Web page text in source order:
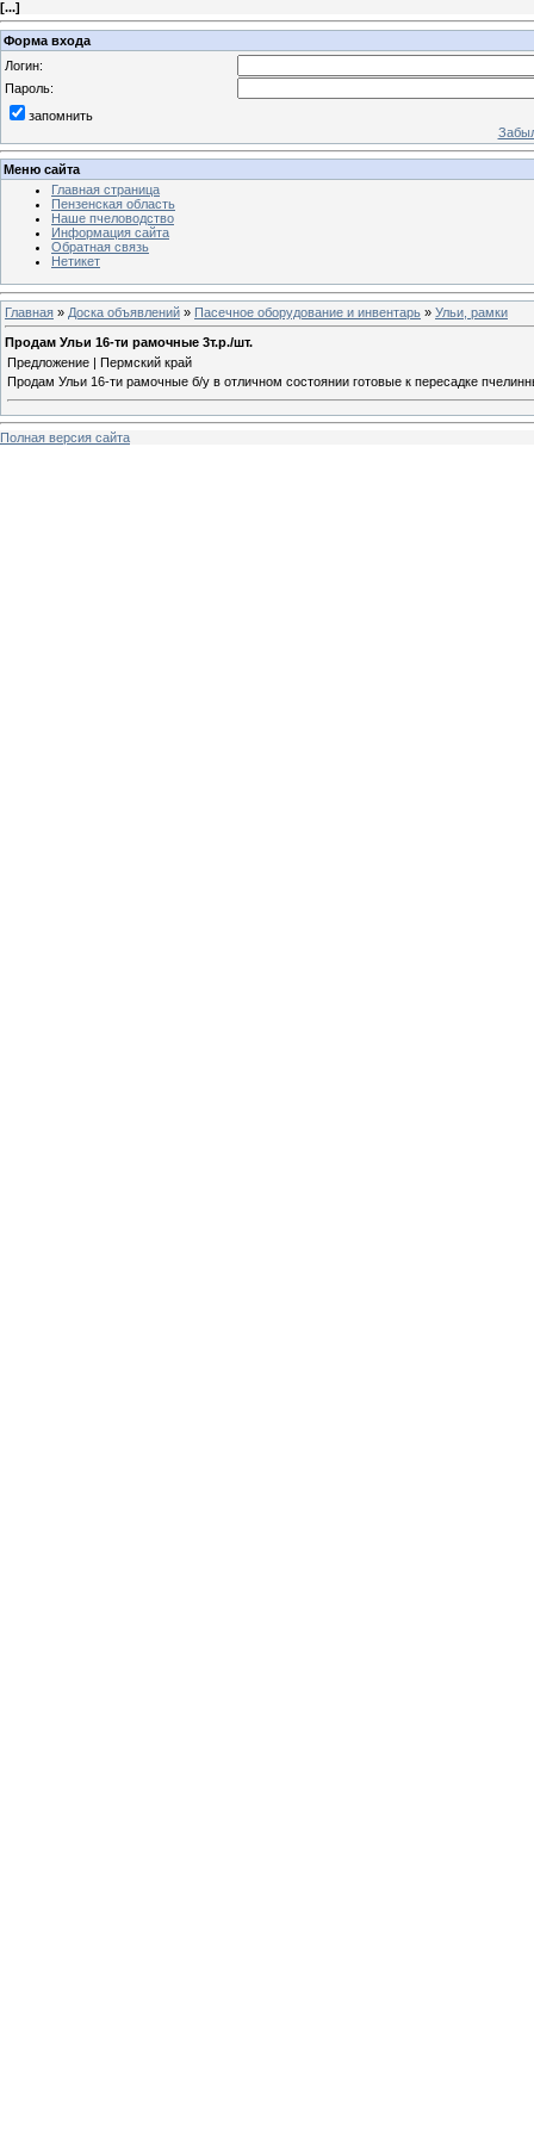
[...]
Форма входа
Логин:
Пароль:
запомнить
Меню сайта
Главная страница
Пензенская область
Наше пчеловодство
Информация сайта
Обратная связь
Нетикет
Главная » Доска объявлений » Пасечное оборудование и инвентарь » Ульи, рамки
Продам Ульи 16-ти рамочные 3т.р./шт.
Предложение | Пермский край
Продам Ульи 16-ти рамочные б/у в отличном состоянии готовые к пересадке
Полная версия сайта